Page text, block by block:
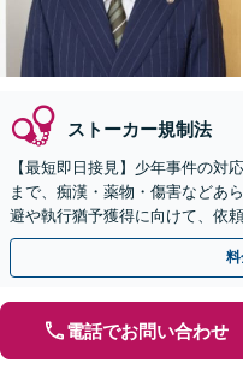
ストーカー規制法
【最短即日接見】少年事件の対
まで、痴漢・薬物・傷害などあ
避や執行猶予獲得に向けて、依
いたします【猿猴橋町駅2分】
料
電話でお問い合わせ